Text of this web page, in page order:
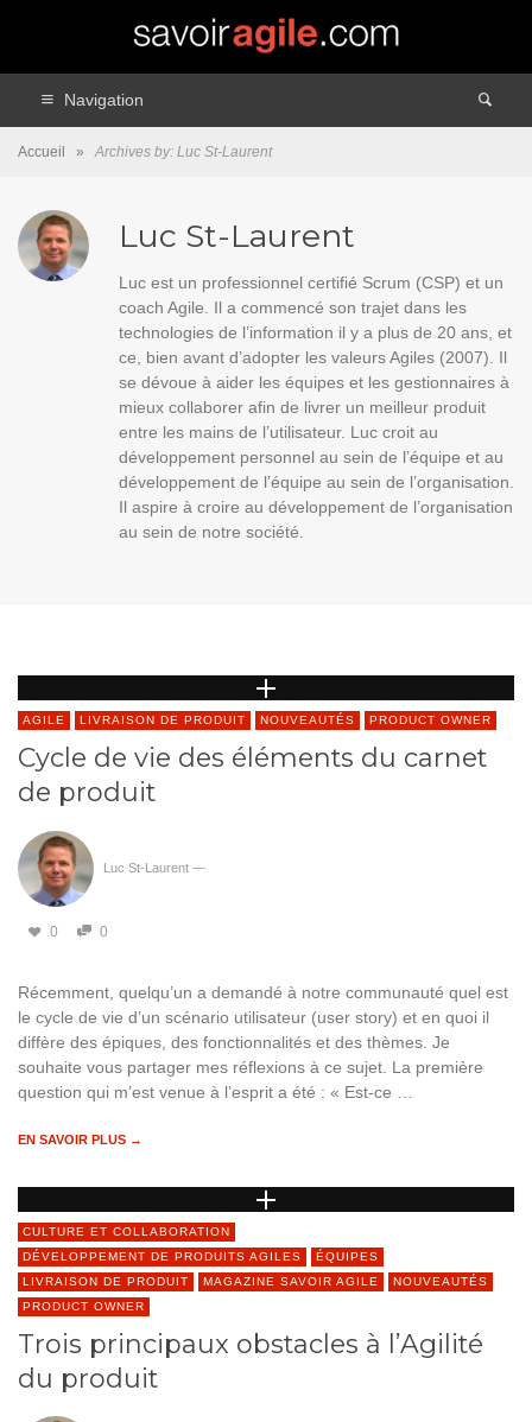
Navigation
Accueil » Archives by: Luc St-Laurent
Luc St-Laurent
Luc est un professionnel certifié Scrum (CSP) et un
coach Agile. Il a commencé son trajet dans les
technologies de l’information il y a plus de 20 ans, et
ce, bien avant d’adopter les valeurs Agiles (2007). Il
se dévoue à aider les équipes et les gestionnaires à
mieux collaborer afin de livrer un meilleur produit
entre les mains de l’utilisateur. Luc croit au
développement personnel au sein de l’équipe et au
développement de l’équipe au sein de l’organisation.
Il aspire à croire au développement de l’organisation
au sein de notre société.
AGILE LIVRAISON DE PRODUIT NOUVEAUTÉS PRODUCT OWNER
Cycle de vie des éléments du carnet
de produit
Luc St-Laurent —
0 0
Récemment, quelqu’un a demandé à notre communauté quel est
le cycle de vie d’un scénario utilisateur (user story) et en quoi il
diffère des épiques, des fonctionnalités et des thèmes. Je
souhaite vous partager mes réflexions à ce sujet. La première
question qui m’est venue à l’esprit a été : « Est-ce …
EN SAVOIR PLUS →
CULTURE ET COLLABORATION
DÉVELOPPEMENT DE PRODUITS AGILES
ÉQUIPES
LIVRAISON DE PRODUIT
MAGAZINE SAVOIR AGILE
NOUVEAUTÉS
PRODUCT OWNER
Trois principaux obstacles à l’Agilité
du produit